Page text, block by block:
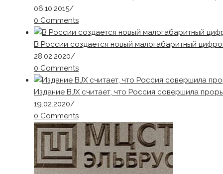
06.10.2015/
0 Comments
В России создается новый малогабаритный
28.02.2020/
0 Comments
Издание BJX считает, что Россия совершила
19.02.2020/
0 Comments